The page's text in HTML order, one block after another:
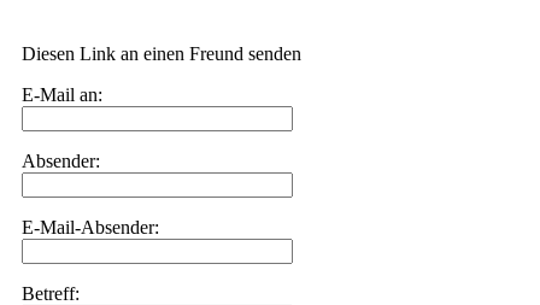
Diesen Link an einen Freund senden
E-Mail an:
Absender:
E-Mail-Absender:
Betreff: